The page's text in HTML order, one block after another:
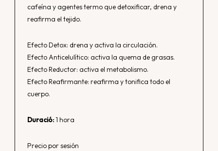
cafeína y agentes termo que detoxificar, drena y
reafirma el tejido.
Efecto Detox: drena y activa la circulación.
Efecto Anticelulítico: activa la quema de grasas.
Efecto Reductor: activa el metabolismo.
Efecto Reafirmante: reafirma y tonifica todo el
cuerpo.
Duració:1 hora
Precio por sesión